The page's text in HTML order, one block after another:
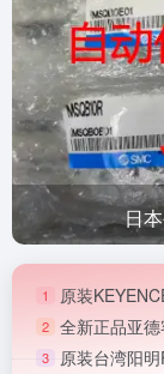
日
1 原装
2 全新正品亚
3 原装台湾阳